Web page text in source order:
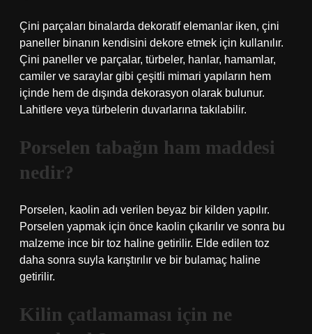
Çini parçaları binalarda dekoratif elemanlar iken, çini
paneller binanın kendisini dekore etmek için kullanılır.
Çini paneller ve parçalar, türbeler, hanlar, hamamlar,
camiler ve saraylar gibi çeşitli mimari yapıların hem
içinde hem de dışında dekorasyon olarak bulunur.
Lahitlere veya türbelerin duvarlarına takılabilir.
Porselen tabağın ham maddesi
nedir?
Porselen, kaolin adı verilen beyaz bir kilden yapılır.
Porselen yapmak için önce kaolin çıkarılır ve sonra bu
malzeme ince bir toz haline getirilir. Elde edilen toz
daha sonra suyla karıştırılır ve bir bulamaç haline
getirilir.
Kilin çatlamaması için ne